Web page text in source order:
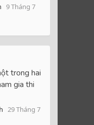
9 Tháng 7
trong hai
gia thi
29 Tháng 7